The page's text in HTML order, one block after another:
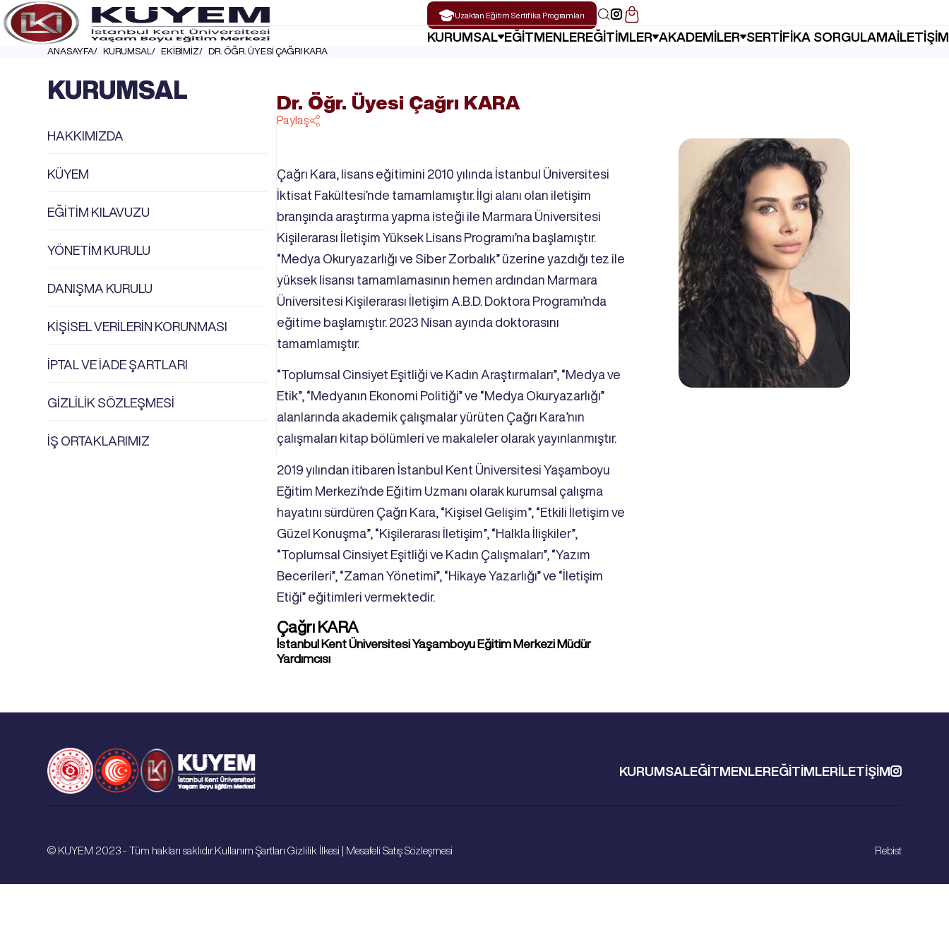
Uzaktan Eğitim Sertifika Programları
KURUMSAL EĞİTMENLEREĞİTİMLER AKADEMİLER SERTİFİKA SORGULAMAİLETİŞİM
ANASAYFA KURUMSAL EKİBİMİZ DR. ÖĞR. ÜYESİ ÇAĞRI KARA
KURUMSAL
HAKKIMIZDA
KÜYEM
EĞİTİM KILAVUZU
YÖNETİM KURULU
DANIŞMA KURULU
KİŞİSEL VERİLERİN KORUNMASI
İPTAL VE İADE ŞARTLARI
GİZLİLİK SÖZLEŞMESİ
İŞ ORTAKLARIMIZ
Dr. Öğr. Üyesi Çağrı KARA
Paylaş
Çağrı Kara, lisans eğitimini 2010 yılında İstanbul Üniversitesi
İktisat Fakültesi’nde tamamlamıştır. İlgi alanı olan iletişim
branşında araştırma yapma isteği ile Marmara Üniversitesi
Kişilerarası İletişim Yüksek Lisans Programı’na başlamıştır.
“Medya Okuryazarlığı ve Siber Zorbalık” üzerine yazdığı tez ile
yüksek lisansı tamamlamasının hemen ardından Marmara
Üniversitesi Kişilerarası İletişim A.B.D. Doktora Programı’nda
eğitime başlamıştır. 2023 Nisan ayında doktorasını
tamamlamıştır.
“Toplumsal Cinsiyet Eşitliği ve Kadın Araştırmaları”, “Medya ve
Etik”, “Medyanın Ekonomi Politiği” ve “Medya Okuryazarlığı”
alanlarında akademik çalışmalar yürüten Çağrı Kara’nın
çalışmaları kitap bölümleri ve makaleler olarak yayınlanmıştır.
2019 yılından itibaren İstanbul Kent Üniversitesi Yaşamboyu
Eğitim Merkezi’nde Eğitim Uzmanı olarak kurumsal çalışma
hayatını sürdüren Çağrı Kara, “Kişisel Gelişim”, “Etkili İletişim ve
Güzel Konuşma”, “Kişilerarası İletişim”, “Halkla İlişkiler”,
“Toplumsal Cinsiyet Eşitliği ve Kadın Çalışmaları”, “Yazım
Becerileri”, “Zaman Yönetimi”, “Hikaye Yazarlığı” ve “İletişim
Etiği” eğitimleri vermektedir.
Çağrı KARA
İstanbul Kent Üniversitesi Yaşamboyu Eğitim Merkezi Müdür
Yardımcısı
KURUMSALEĞİTMENLEREĞİTİMLERİLETİŞİM
© KUYEM 2023 - Tüm hakları saklıdır. Kullanım Şartları Gizlilik İlkesi Mesafeli Satış Sözleşmesi Rebist